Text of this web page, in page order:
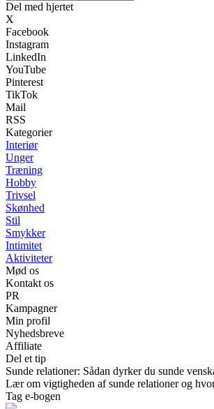
Del med hjertet
X
Facebook
Instagram
LinkedIn
YouTube
Pinterest
TikTok
Mail
RSS
Kategorier
Interiør
Unger
Træning
Hobby
Trivsel
Skønhed
Stil
Smykker
Intimitet
Aktiviteter
Mød os
Kontakt os
PR
Kampagner
Min profil
Nyhedsbreve
Affiliate
Del et tip
Sunde relationer: Sådan dyrker du sunde
Lær om vigtigheden af sunde relationer og
Tag e-bogen